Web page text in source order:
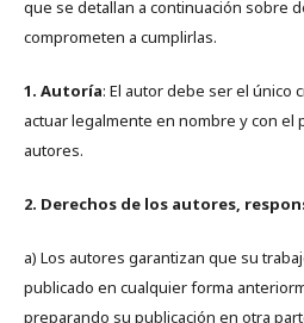
que se detallan a continuación sobre
comprometen a cumplirlas.
1. Autoría: El autor debe ser el único
actuar legalmente en nombre y con el
autores.
2. Derechos de los autores,
a) Los autores garantizan que su
publicado en cualquier forma
preparando su publicación en otra